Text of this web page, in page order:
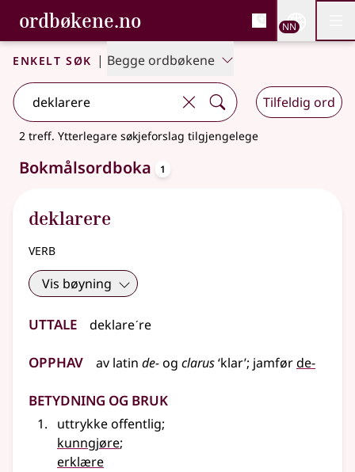
Gå til hovudinnhald
Tilgjenge
ordbøkene.no, Bokmålsordboka og
Bokmålsordboka og Nynorskordboka
NN
Enkelt søk | Begge ordbøkene
Tilfeldig ord
2 treff. Ytterlegare søkjeforslag tilgjengelege
Bokmålsordboka 1
deklarere
verb
Vis bøyning
Uttale deklareˊre
Opphav av latin de-og clarus‘klar’; jamførde-
Betydning og bruk
uttrykke offentlig;
kunngjøre;
erklære